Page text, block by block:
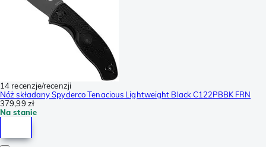
14 recenzje/recenzji
Nóż składany Spyderco Tenacious Lightweight Black C122PBBK FRN
379,99 zł
Na stanie